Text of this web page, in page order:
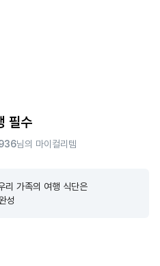
필수
님의 마이컬리템
리 가족의 여행 식단은
성